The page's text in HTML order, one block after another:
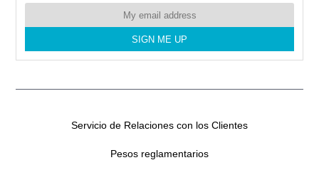
RENT CAMPER SL CANARIAS
Servicio de Relaciones con los Clientes
Pesos reglamentarios